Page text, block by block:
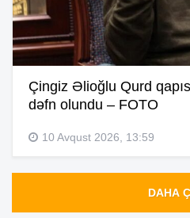
Çingiz Əlioğlu Qurd
dəfn olundu – FOTO
10 Avqust 2026, 13:59
DAHA